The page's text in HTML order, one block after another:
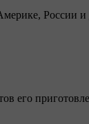
России и
его